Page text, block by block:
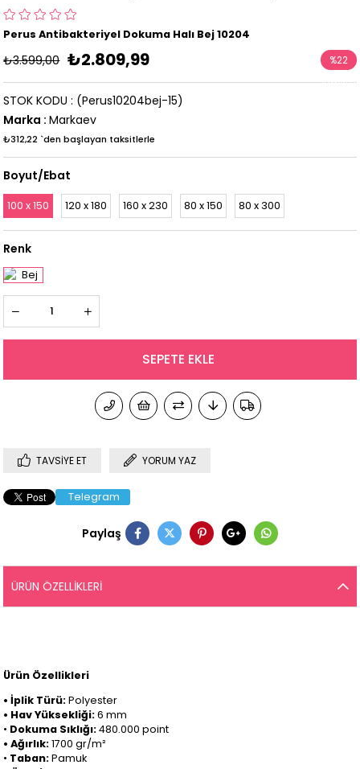
Perus Antibakteriyel Dokuma Halı Bej 10204
₺3.599,00 ₺2.809,99 %22
İndirim
(Perus10204bej-15)
STOK KODU
Marka : Markaev
₺312,22 `den başlayan taksitlerle
Boyut/Ebat
100 x 150 120 x 180 160 x 230 80 x 150 80 x 300
Renk
TAVSIYE ET YORUM YAZ
Telegram
Paylaş
ÜRÜN ÖZELLIKLERI
Ürün Özellikleri
• İplik Türü:Polyester
• Hav Yüksekliği:6 mm
• Dokuma Sıklığı:480.000 point
• Ağırlık:1700 gr/m²
• Taban:Pamuk